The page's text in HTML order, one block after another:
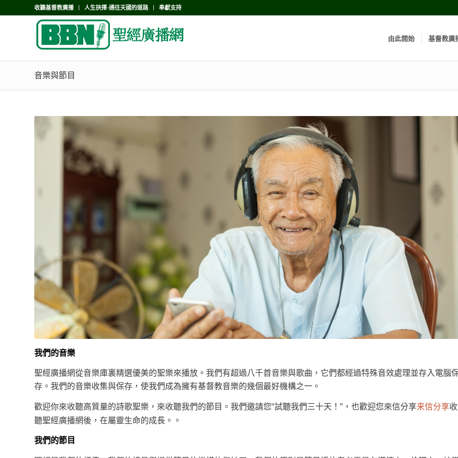
收聽基督教廣播 人生抉擇-通往天國的道路 奉獻支持
由此開始 基督教廣
音樂與節目
我們的音樂
聖經廣播網從音樂庫裏精選優美的聖樂來播放。我們有超過八千首音樂與歌曲，它們都經過特殊音效處理並存入電腦
存。我們的音樂收集與保存，使我們成為擁有基督教音樂的幾個最好機構之一。
歡迎你來收聽高質量的詩歌聖樂，來收聽我們的節目。我們邀請您“試聽我們三十天！”，也歡迎您來信分享来信分享收
聽聖經廣播網後，在屬靈生命的成長。。
我們的節目